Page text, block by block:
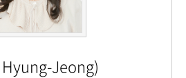
Hyung-Jeong)